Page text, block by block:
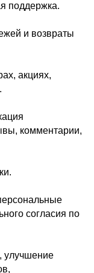
поддержка.
и возвраты
акциях,
комментарии,
согласия по
улучшение